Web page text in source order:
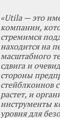
«Utila—это
компании,
стремимся
находится на
масштабного
сдвига и
стороны
стейблкоинов
растет, и
инструменты
уровня для